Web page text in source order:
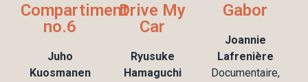
Compartiment
no.6
Juho
Kuosmanen
Drive My
Car
Ryusuke
Hamaguchi
Gabor
Joannie
Lafrenière
Documentaire,